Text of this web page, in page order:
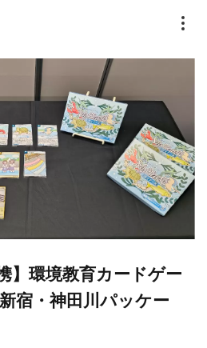
】環境教育カードゲー
宿・神田川パッケー